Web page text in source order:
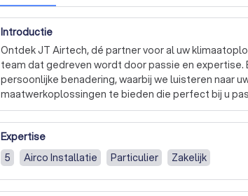
Introductie
Ontdek JT Airtech, dé partner voor al uw
team dat gedreven wordt door passie en expertise.
persoonlijke benadering, waarbij we luisteren naar
maatwerkoplossingen te bieden die perfect bij u
Waarom JT Airtech?
Jong en dynamisch team: We zijn een enthousiast
nieuwste ontwikkelingen in klimaatbeheersing en
bieden.
Expertise
5
Airco Installatie Particulier Zakelijk